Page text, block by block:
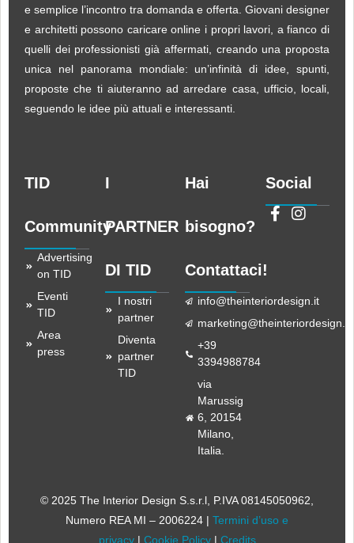
e semplice l’incontro tra domanda e offerta. Giovani designer
e architetti possono caricare online i propri lavori, a fianco di
quelli dei professionisti già affermati, creando una proposta
unica nel panorama mondiale: un’infinità di idee, spunti,
proposte che ti aiuteranno ad arredare casa, ufficio, locali,
seguendo le idee più attuali e interessanti.
TID
Community
Advertising
on TID
Eventi
TID
Area
press
I
PARTNER
DI TID
I nostri
partner
Diventa
partner
TID
Hai
bisogno?
Contattaci!
info@theinteriordesign.it
marketing@theinteriordesign.it
+39
3394988784
via
Marussig
6, 20154
Milano,
Italia.
Social
© 2025 The Interior Design S.s.r.l, P.IVA 08145050962,
Numero REA MI – 2006224 | Termini d’uso e
privacy| Cookie Policy| Credits